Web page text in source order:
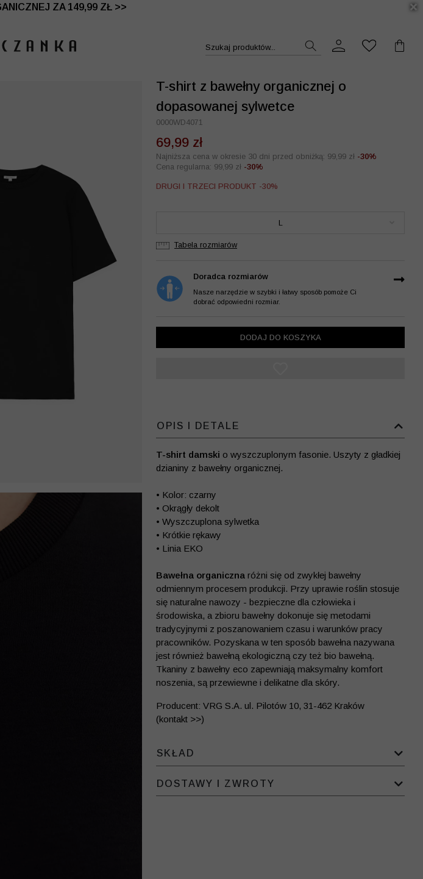
ZA 149,99 ZŁ >>
30% NA DRUGI I TRZECI PRODUKT >>
Szukaj produktów...
T-shirt z bawełny organicznej o
dopasowanej sylwetce
0000WD4071
69,99 zł
Najniższa cena w okresie 30 dni przed obniżką: 99,99 zł -30%
Cena regularna: 99,99 zł -30%
DRUGI I TRZECI PRODUKT -30%
L
Tabela rozmiarów
Doradca rozmiarów
Nasze narzędzie w szybki i łatwy sposób pomoże Ci
dobrać odpowiedni rozmiar.
DODAJ DO KOSZYKA
OPIS I DETALE
T-shirt damski o wyszczuplonym fasonie. Uszyty z gładkiej
dzianiny z bawełny organicznej.
• Kolor: czarny
• Okrągły dekolt
• Wyszczuplona sylwetka
• Krótkie rękawy
• Linia EKO
Bawełna organiczna różni się od zwykłej bawełny
odmiennym procesem produkcji. Przy uprawie roślin stosuje
się naturalne nawozy - bezpieczne dla człowieka i
środowiska, a zbioru bawełny dokonuje się metodami
tradycyjnymi z poszanowaniem czasu i warunków pracy
pracowników. Pozyskana w ten sposób bawełna nazywana
jest również bawełną ekologiczną czy też bio bawełną.
Tkaniny z bawełny eco zapewniają maksymalny komfort
noszenia, są przewiewne i delikatne dla skóry.
Producent: VRG S.A. ul. Pilotów 10, 31-462 Kraków
(kontakt >>)
SKŁAD
DOSTAWY I ZWROTY